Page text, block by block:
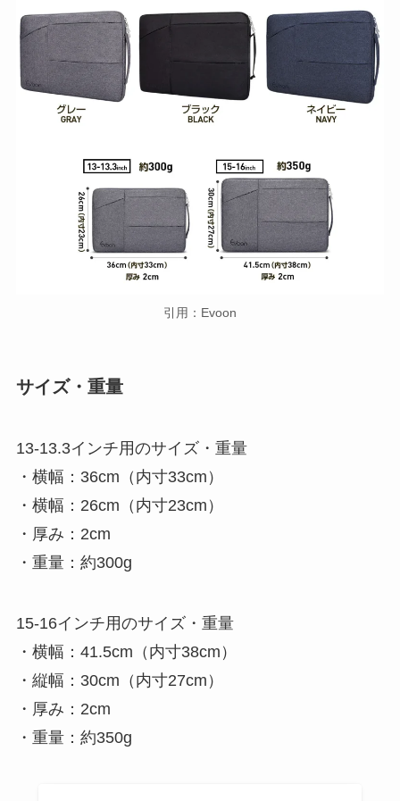
引用：Evoon
サイズ・重量
13-13.3インチ用のサイズ・重量
・横幅：36cm（内寸33cm）
・横幅：26cm（内寸23cm）
・厚み：2cm
・重量：約300g
15-16インチ用のサイズ・重量
・横幅：41.5cm（内寸38cm）
・縦幅：30cm（内寸27cm）
・厚み：2cm
・重量：約350g